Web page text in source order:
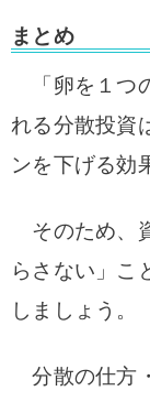
まとめ
「卵を１つ
れる分散投資
ンを下げる効
そのため、
らさない」こ
しましょう。
分散の仕方